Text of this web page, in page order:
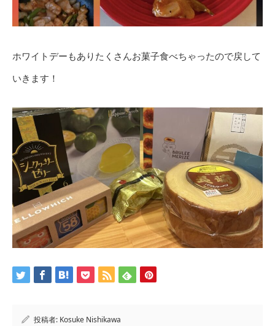
ホワイトデーもありたくさんお菓子食べちゃったので戻して
いきます！
投稿者: Kosuke Nishikawa